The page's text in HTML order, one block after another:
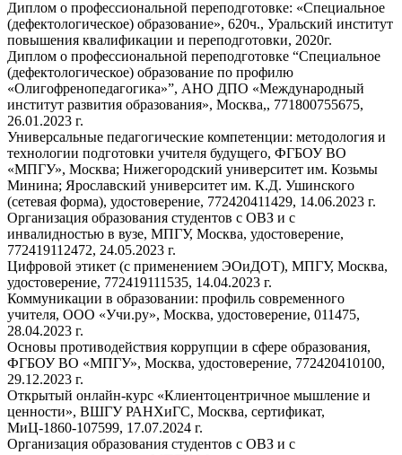
Диплом о профессиональной переподготовке: «Специальное
(дефектологическое) образование», 620ч., Уральский институт
повышения квалификации и переподготовки, 2020г.
Диплом о профессиональной переподготовке “Специальное
(дефектологическое) образование по профилю
«Олигофренопедагогика»”, АНО ДПО «Международный
институт развития образования», Москва,, 771800755675,
26.01.2023 г.
Универсальные педагогические компетенции: методология и
технологии подготовки учителя будущего, ФГБОУ ВО
«МПГУ», Москва; Нижегородский университет им. Козьмы
Минина; Ярославский университет им. К.Д. Ушинского
(сетевая форма), удостоверение, 772420411429, 14.06.2023 г.
Организация образования студентов с ОВЗ и с
инвалидностью в вузе, МПГУ, Москва, удостоверение,
772419112472, 24.05.2023 г.
Цифровой этикет (с применением ЭОиДОТ), МПГУ, Москва,
удостоверение, 772419111535, 14.04.2023 г.
Коммуникации в образовании: профиль современного
учителя, ООО «Учи.ру», Москва, удостоверение, 011475,
28.04.2023 г.
Основы противодействия коррупции в сфере образования,
ФГБОУ ВО «МПГУ», Москва, удостоверение, 772420410100,
29.12.2023 г.
Открытый онлайн-курс «Клиентоцентричное мышление и
ценности», ВШГУ РАНХиГС, Москва, сертификат,
МиЦ-1860-107599, 17.07.2024 г.
Организация образования студентов с ОВЗ и с